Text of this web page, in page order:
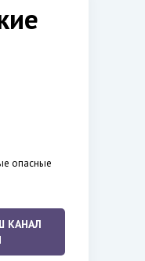
опасные
КАНАЛ